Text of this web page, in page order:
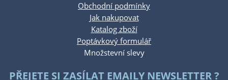
Obchodní podmínky
Jak nakupovat
Katalog zboží
Poptávkový formulář
Množstevní slevy
PŘEJETE SI ZASÍLAT EMAILY NEWSLETTER ?